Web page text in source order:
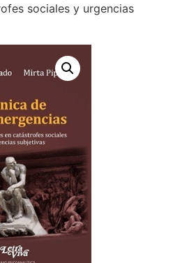
sociales y urgencias